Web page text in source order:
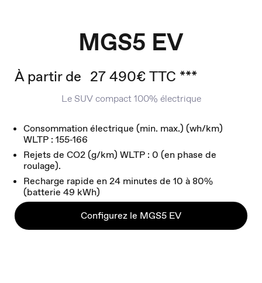
MGS5 EV
À partir de 27 490€ TTC ***
Le SUV compact 100% électrique
Consommation électrique (min. max.) (wh/km)
WLTP : 155‑166
Rejets de CO2 (g/km) WLTP : 0 (en phase de
roulage).
Recharge rapide en 24 minutes de 10 à 80%
(batterie 49 kWh)
Configurez le MGS5 EV